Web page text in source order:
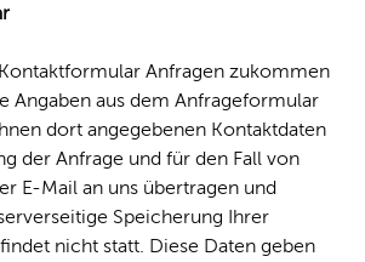
Anfragen zukommen
Angaben aus dem Anfrageformular
dort angegebenen Kontaktdaten
der Anfrage und für den Fall von
E-Mail an uns übertragen und
Speicherung Ihrer
nicht statt. Diese Daten geben